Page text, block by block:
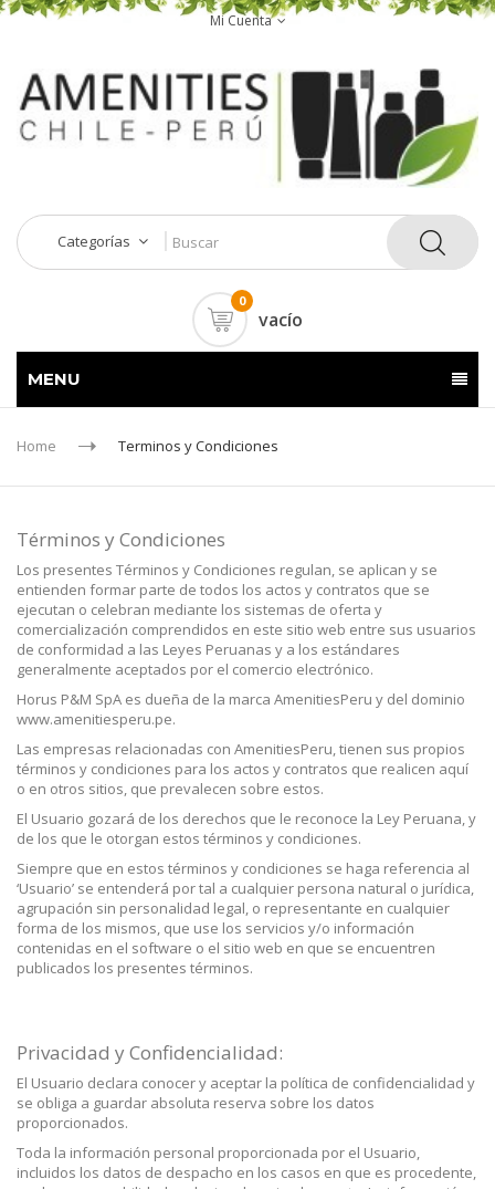
Mi Cuenta
Categorías
0
vacío
MENU
Home Terminos y Condiciones
Términos y Condiciones
Los presentes Términos y Condiciones regulan, se aplican y se
entienden formar parte de todos los actos y contratos que se
ejecutan o celebran mediante los sistemas de oferta y
comercialización comprendidos en este sitio web entre sus usuarios
de conformidad a las Leyes Peruanas y a los estándares
generalmente aceptados por el comercio electrónico.
Horus P&M SpA es dueña de la marca AmenitiesPeru y del dominio
www.amenitiesperu.pe.
Las empresas relacionadas con AmenitiesPeru, tienen sus propios
términos y condiciones para los actos y contratos que realicen aquí
o en otros sitios, que prevalecen sobre estos.
El Usuario gozará de los derechos que le reconoce la Ley Peruana, y
de los que le otorgan estos términos y condiciones.
Siempre que en estos términos y condiciones se haga referencia al
‘Usuario’ se entenderá por tal a cualquier persona natural o jurídica,
agrupación sin personalidad legal, o representante en cualquier
forma de los mismos, que use los servicios y/o información
contenidas en el software o el sitio web en que se encuentren
publicados los presentes términos.
Privacidad y Confidencialidad:
El Usuario declara conocer y aceptar la política de confidencialidad y
se obliga a guardar absoluta reserva sobre los datos
proporcionados.
Toda la información personal proporcionada por el Usuario,
incluidos los datos de despacho en los casos en que es procedente,